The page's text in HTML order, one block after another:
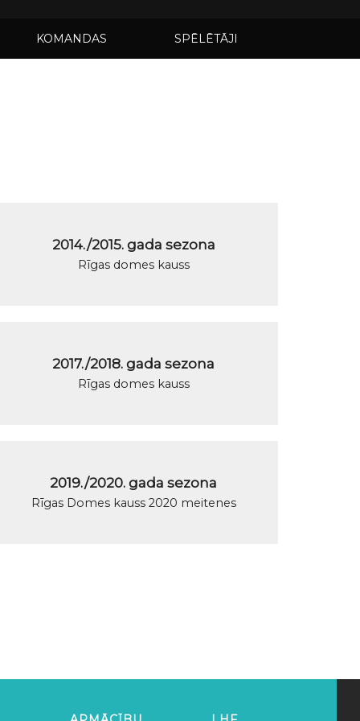
KOMANDAS SPĒLĒTĀJI
2014./2015. gada sezona
Rīgas domes kauss
2017./2018. gada sezona
Rīgas domes kauss
2019./2020. gada sezona
Rīgas Domes kauss 2020 meitenes